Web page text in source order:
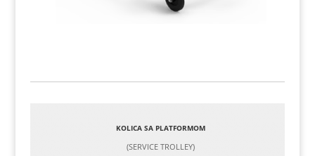
KOLICA SA PLATFORMOM
(SERVICE TROLLEY)